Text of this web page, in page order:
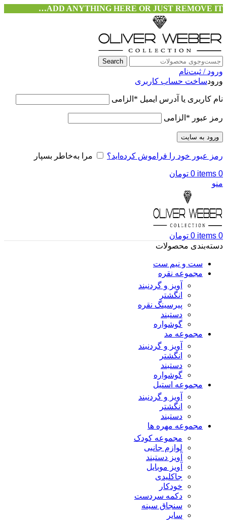
ADD ANYTHING HERE OR JUST REMOVE IT…
Search
ورود / ثبت‌نام
ورودساخت حساب کاربری
نام کاربری یا آدرس ایمیل * الزامی
رمز عبور * الزامی
ورود به سایت
رمز عبور خود را فراموش کرده‌اید؟ مرا به‌خاطر بسپار
0
items
0 تومان
منو
0
items
0 تومان
دسته‌بندی محصولات
ست و نیم ست
مجموعه نقره
آویز و گردنبند
انگشتر
پیرسینگ نقره
دستبند
گوشواره
مجموعه مد
آویز و گردنبند
انگشتر
دستبند
گوشواره
مجموعه استیل
آویز و گردنبند
انگشتر
دستبند
مجموعه مهره ها
مجموعه کودک
لوازم جانبی
آویز دستبند
آویز موبایل
جاکلیدی
خودکار
دکمه سردست
سنجاق سینه
سایر